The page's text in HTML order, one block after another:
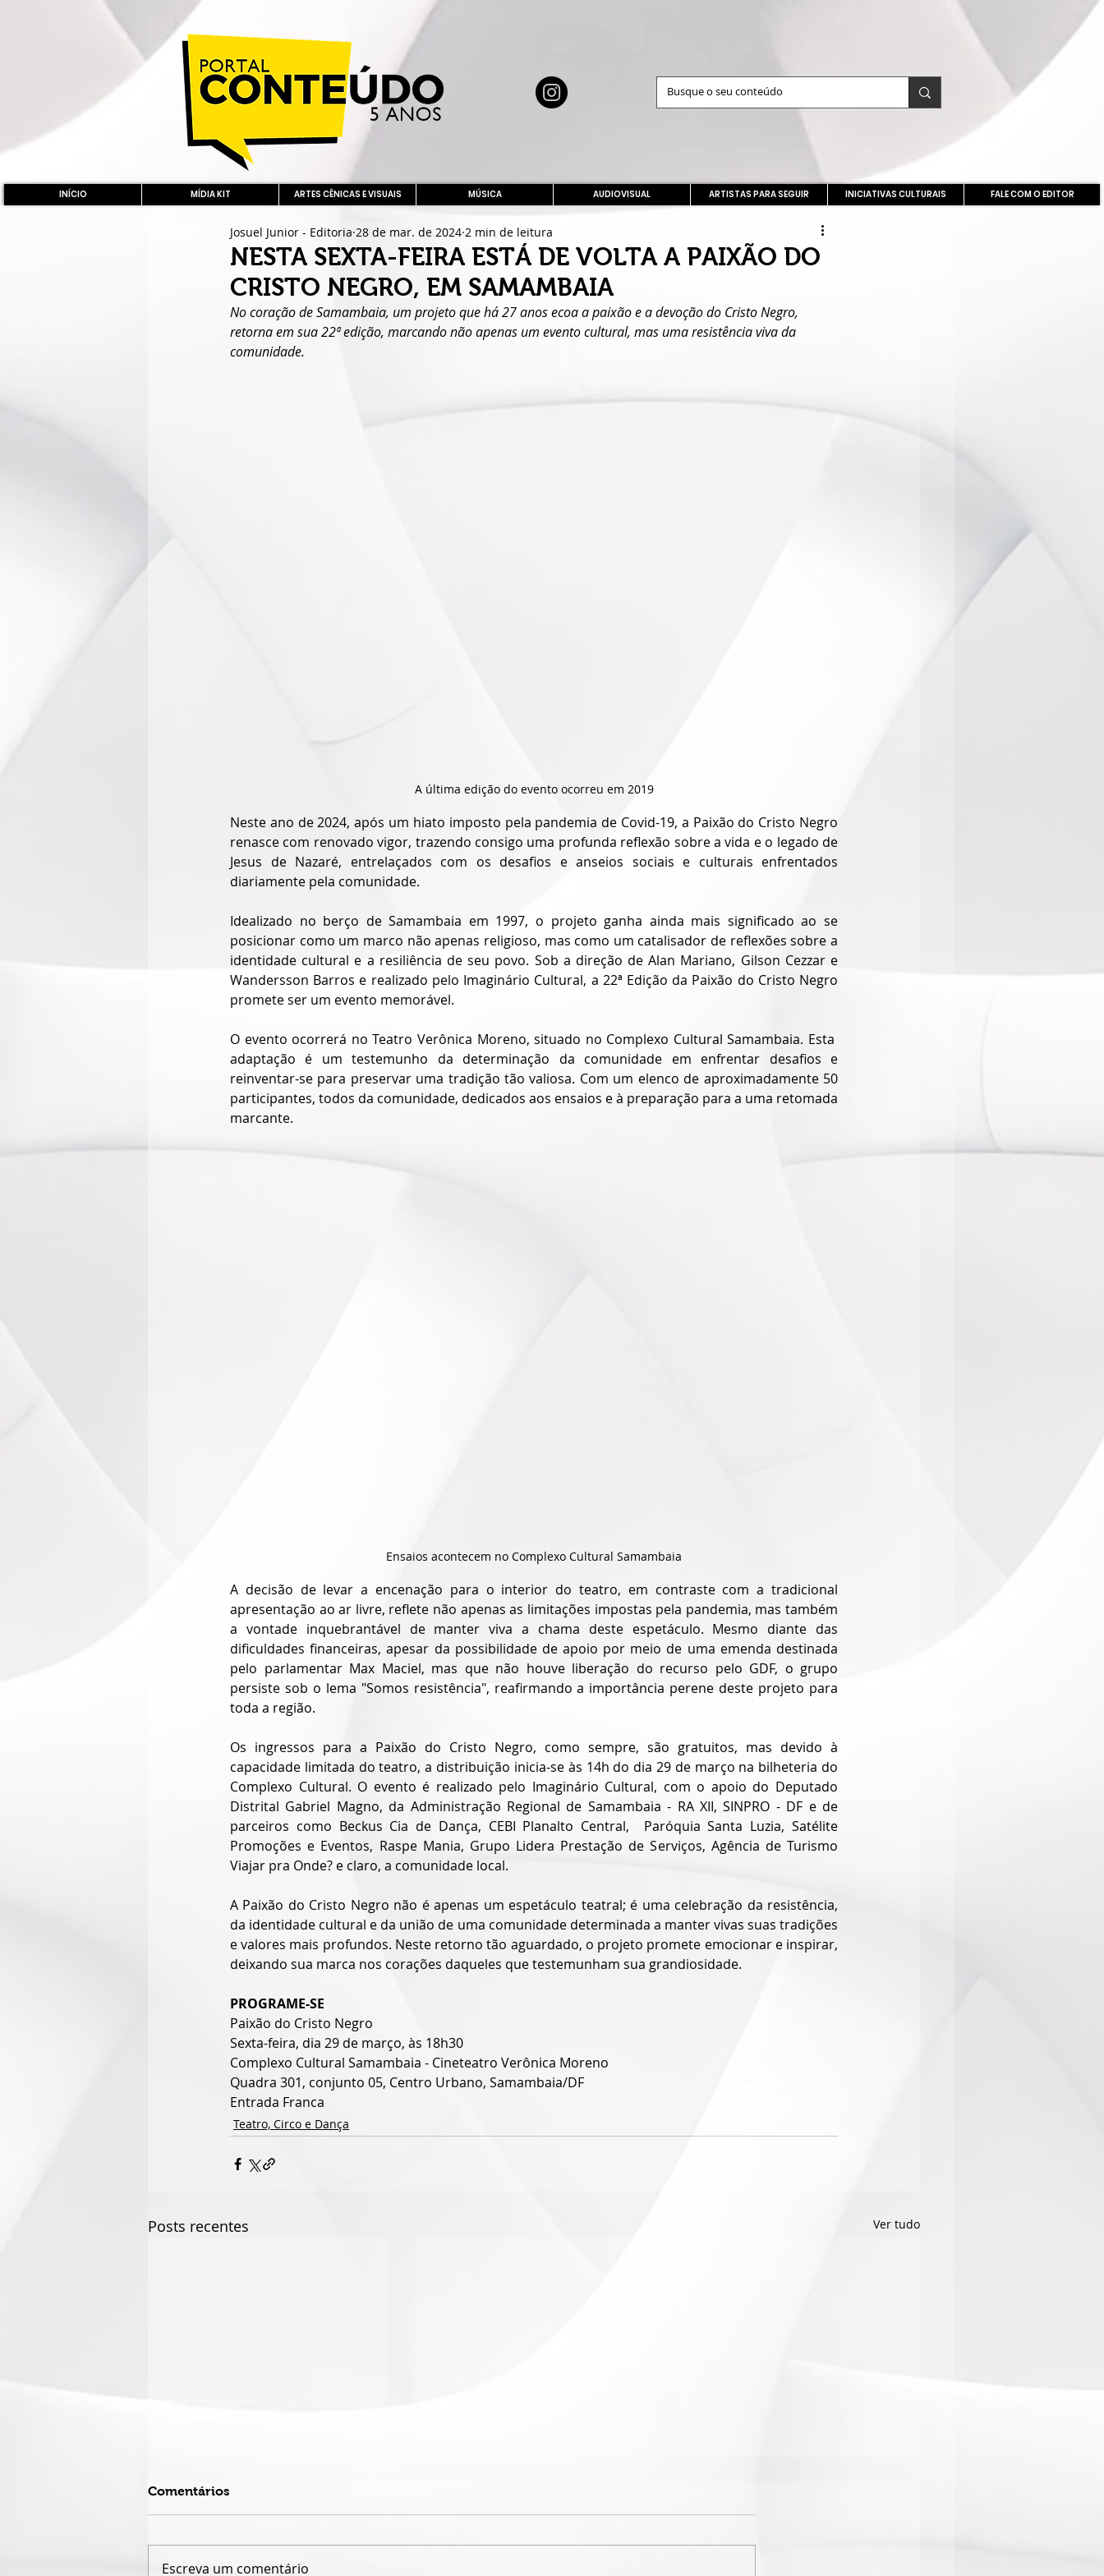
INÍCIO MÍDIA KIT ARTES CÊNICAS E VISUAIS MÚSICA AUDIOVISUAL ARTISTAS PARA SEGUIR INICIATIVAS CULTURAIS FALE COM O EDITOR
NESTA SEXTA-FEIRA ESTÁ DE VOLTA A PAIXÃO DO
CRISTO NEGRO, EM SAMAMBAIA
Josuel Junior - Editoria 28 de mar. de 2024 2 min de leitura
No coração de Samambaia, um projeto que há 27 anos ecoa a paixão e a devoção do Cristo Negro,
retorna em sua 22ª edição, marcando não apenas um evento cultural, mas uma resistência viva da
comunidade.
A última edição do evento ocorreu em 2019
Neste ano de 2024, após um hiato imposto pela pandemia de Covid-19, a Paixão do Cristo Negro
renasce com renovado vigor, trazendo consigo uma profunda reflexão sobre a vida e o legado de
Jesus de Nazaré, entrelaçados com os desafios e anseios sociais e culturais enfrentados
diariamente pela comunidade.
Idealizado no berço de Samambaia em 1997, o projeto ganha ainda mais significado ao se
posicionar como um marco não apenas religioso, mas como um catalisador de reflexões sobre a
identidade cultural e a resiliência de seu povo. Sob a direção de Alan Mariano, Gilson Cezzar e
Wandersson Barros e realizado pelo Imaginário Cultural, a 22ª Edição da Paixão do Cristo Negro
promete ser um evento memorável.
O evento ocorrerá no Teatro Verônica Moreno, situado no Complexo Cultural Samambaia. Esta
adaptação é um testemunho da determinação da comunidade em enfrentar desafios e
reinventar-se para preservar uma tradição tão valiosa. Com um elenco de aproximadamente 50
participantes, todos da comunidade, dedicados aos ensaios e à preparação para a uma retomada
marcante.
Ensaios acontecem no Complexo Cultural Samambaia
A decisão de levar a encenação para o interior do teatro, em contraste com a tradicional
apresentação ao ar livre, reflete não apenas as limitações impostas pela pandemia, mas também
a vontade inquebrantável de manter viva a chama deste espetáculo. Mesmo diante das
dificuldades financeiras, apesar da possibilidade de apoio por meio de uma emenda destinada
pelo parlamentar Max Maciel, mas que não houve liberação do recurso pelo GDF, o grupo
persiste sob o lema "Somos resistência", reafirmando a importância perene deste projeto para
toda a região.
Os ingressos para a Paixão do Cristo Negro, como sempre, são gratuitos, mas devido à
capacidade limitada do teatro, a distribuição inicia-se às 14h do dia 29 de março na bilheteria do
Complexo Cultural. O evento é realizado pelo Imaginário Cultural, com o apoio do Deputado
Distrital Gabriel Magno, da Administração Regional de Samambaia - RA XII, SINPRO - DF e de
parceiros como Beckus Cia de Dança, CEBI Planalto Central,  Paróquia Santa Luzia, Satélite
Promoções e Eventos, Raspe Mania, Grupo Lidera Prestação de Serviços, Agência de Turismo
Viajar pra Onde? e claro, a comunidade local.
A Paixão do Cristo Negro não é apenas um espetáculo teatral; é uma celebração da resistência,
da identidade cultural e da união de uma comunidade determinada a manter vivas suas tradições
e valores mais profundos. Neste retorno tão aguardado, o projeto promete emocionar e inspirar,
deixando sua marca nos corações daqueles que testemunham sua grandiosidade.
PROGRAME-SE
Paixão do Cristo Negro
Sexta-feira, dia 29 de março, às 18h30
Complexo Cultural Samambaia - Cineteatro Verônica Moreno
Quadra 301, conjunto 05, Centro Urbano, Samambaia/DF
Entrada Franca
Teatro, Circo e Dança
Posts recentes Ver tudo
Comentários
Escreva um comentário